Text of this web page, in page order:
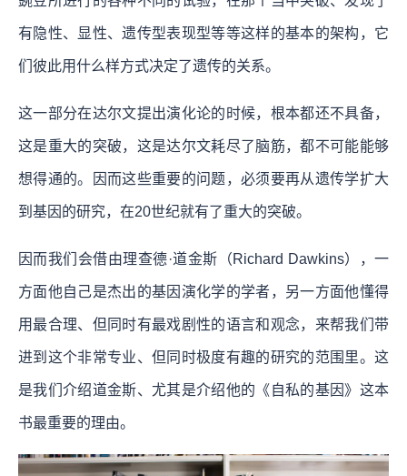
有隐性、显性、遗传型表现型等等这样的基本的架构，它
们彼此用什么样方式决定了遗传的关系。
这一部分在达尔文提出演化论的时候，根本都还不具备，
这是重大的突破，这是达尔文耗尽了脑筋，都不可能能够
想得通的。因而这些重要的问题，必须要再从遗传学扩大
到基因的研究，在20世纪就有了重大的突破。
因而我们会借由理查德·道金斯（Richard Dawkins），一
方面他自己是杰出的基因演化学的学者，另一方面他懂得
用最合理、但同时有最戏剧性的语言和观念，来帮我们带
进到这个非常专业、但同时极度有趣的研究的范围里。这
是我们介绍道金斯、尤其是介绍他的《自私的基因》这本
书最重要的理由。